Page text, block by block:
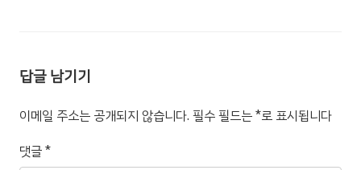
답글 남기기
이메일 주소는 공개되지 않습니다. 필수 필드는*로 표시됩니다
댓글*